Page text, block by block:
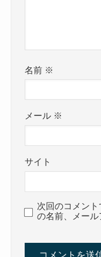
名前 ※
メール ※
サイト
次回のコメン
の名前、メール